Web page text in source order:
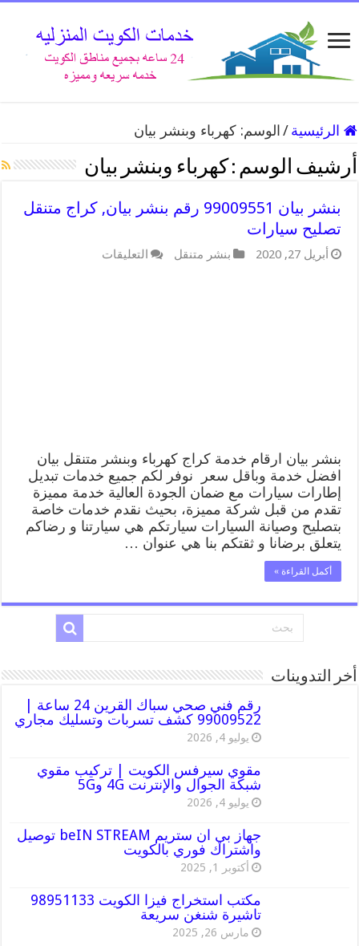
الرئيسية / الوسم:كهرباء وبنشر بيان
أرشيف الوسم : كهرباء وبنشر بيان
بنشر بيان 99009551 رقم بنشر بيان, كراج متنقل
تصليح سيارات
أبريل 27, 2020 بنشر متنقل التعليقات
بنشر بيان ارقام خدمة كراج كهرباء وبنشر متنقل بيان
افضل خدمة وباقل سعر نوفر لكم جميع خدمات تبديل
إطارات سيارات مع ضمان الجودة العالية خدمة مميزة
تقدم من قبل شركة مميزة، بحيث نقدم خدمات خاصة
بتصليح وصيانة السيارات سيارتكم هي سيارتنا و رضاكم
يتعلق برضانا و ثقتكم بنا هي عنوان …
أكمل القراءة »
أخر التدوينات
رقم فني صحي سباك القرين 24 ساعة |
99009522 كشف تسربات وتسليك مجاري
يوليو 4, 2026
مقوي سيرفس الكويت | تركيب مقوي
شبكة الجوال والإنترنت 4G و5G
يوليو 4, 2026
جهاز بي ان ستريم beIN STREAM توصيل
واشتراك فوري بالكويت
أكتوبر 1, 2025
مكتب استخراج فيزا الكويت 98951133
تاشيرة شنغن سريعة
مارس 26, 2025